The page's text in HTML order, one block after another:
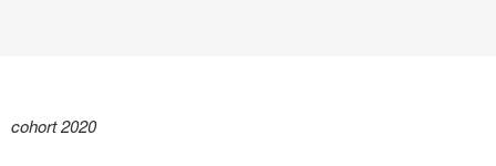
cohort 2020